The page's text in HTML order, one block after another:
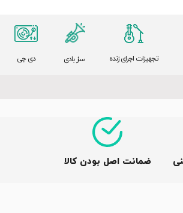
تجهیزات اجرای زنده ساز بادی دی جی
ضمانت اصل بودن کالا